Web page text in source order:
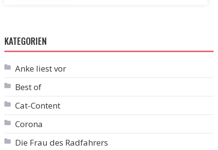
KATEGORIEN
Anke liest vor
Best of
Cat-Content
Corona
Die Frau des Radfahrers